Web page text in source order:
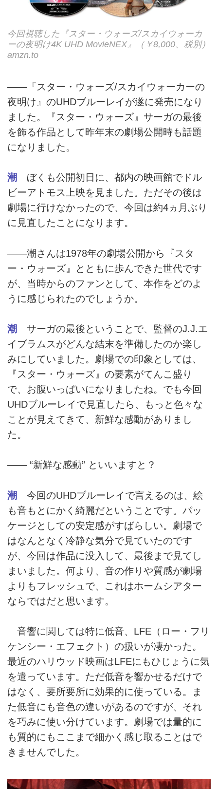
今回視聴した『スター・ウォーズ/スカイウォーカ
ーの夜明け4K UHD MovieNEX』（￥8,000、税別）
amzn.to
――『スター・ウォーズ/スカイウォーカーの
夜明け』のUHDブルーレイが遂に発売になり
ました。『スター・ウォーズ』サーガの最後
を飾る作品として昨年末の劇場公開時も話題
になりました。
潮 ぼくも公開初日に、都内の映画館でドル
ビーアトモス上映を見ました。ただその後は
劇場に行けなかったので、今回は約4ヵ月ぶり
に見直したことになります。
――潮さんは1978年の劇場公開から『スタ
ー・ウォーズ』とともに歩んできた世代です
が、当時からのファンとして、本作をどのよ
うに感じられたのでしょうか。
潮 サーガの最後ということで、監督のJ.J.エ
イブラムスがどんな結末を準備したのか楽し
みにしていました。劇場での印象としては、
『スター・ウォーズ』の要素がてんこ盛り
で、お腹いっぱいになりましたね。でも今回
UHDブルーレイで見直したら、もっと色々な
ことが見えてきて、新鮮な感動がありまし
た。
―― “新鮮な感動” といいますと？
潮 今回のUHDブルーレイで言えるのは、絵
も音もとにかく綺麗だということです。パッ
ケージとしての安定感がすばらしい。劇場で
はなんとなく冷静な気分で見ていたのです
が、今回は作品に没入して、最後まで見てし
まいました。何より、音の作りや質感が劇場
よりもフレッシュで、これはホームシアター
ならではだと思います。
音響に関しては特に低音、LFE（ロー・フリ
ケンシー・エフェクト）の扱いが凄かった。
最近のハリウッド映画はLFEにもひじょうに気
を遣っています。ただ低音を響かせるだけで
はなく、要所要所に効果的に使っている。ま
た低音にも音色の違いがあるのですが、それ
を巧みに使い分けています。劇場では量的に
も質的にもここまで細かく感じ取ることはで
きませんでした。